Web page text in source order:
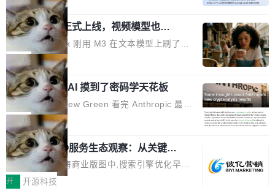
了。 这事分两步。第一步，OpenAI 把 GPT-5.6
Sol 部署上线。第二步，让 Sol 通过 Codex 自
己去优化自己的推理基础设施。Sol 学了 Triton
和 Gluon 两种 GPU 编程语言，重写了生产环境
的 GPU 内核，找出了哪...
3B、100 万 token 上下文——只重新做了后训
练。但改完之后，Agent 能力直接把自家 4 月发
的 Pro Preview 给干了。 九项 Agent 基准测试
全部反超。Terminal Bench 2.1 从 61.8 涨到 8
2.7，DeepSWE 从 7.3 涨到 54.4，DSBench-F
ullStack 从 37.0 涨到 68.7。不说别的，一个 Fl
ash 型号干翻了三个月前代表最高水平的 Pro 预
览版，这件事本身就够说明后训练的威力了。 跟
它一起来的还有两...
MiniMax H3 正式上线，视频模型也开
始玩全模态了
上个月 MiniMax 刚用 M3 在文本模型上刷了一
波存在感，今天 H3 来了——一款全模态生成模
型，而且承诺几天内开源权重。 先看能力边界。
H3 接受文本、图像、视频、声音任意组合作为
输入（它叫多模态上下文），输出带原生双声道
音频的视频，最高 15 秒 2K 分辨率。举个例
子：扔进去一段参考视频（取它的希区柯克运
镜）、一张人物图片、一段歌声录音，用自然语
言告诉模型你要什么——H3 自己搞定剩下的。
这个"自己搞定"说起来轻巧，背后的训练范式变
化不小。 MiniMax 之前做过两代视频模型（Hail
局
Anthropic 的 AI 摸到了密码学天花板
密码学家 Matthew Green 看完 Anthropic 最新
的密码分析成果后，写了篇博客。标题很克制：
「一些想法」，但内容不克制。 先说 Anthropic
做了什么。他们让未发布的 Claude Mythos 模
型去跑密码分析，出了两个结果：一个攻击了后
量子签名方案 HAWK，另一个是对缩减轮次 AE
局
2026上海SEO服务生态观察：从关键词
排名到AI答案占位的选型逻辑
在2026年的上海商业版图中,搜索引擎优化早已
不是“发外链、堆关键词”那么简单。行业数据显
开 开源科技